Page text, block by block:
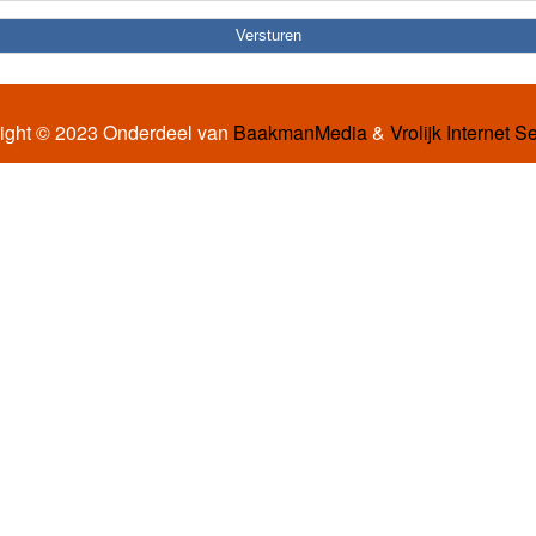
© 2023 Onderdeel van BaakmanMedia& Vrolijk Internet